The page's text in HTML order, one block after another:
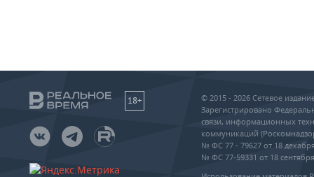
18+
© 2015 - 2026 Сетевое
Зарегистрировано
связи, информационных
коммуникаций
№ ФС 77 - 79627 от 18
№ ФС 77-59331 от 18